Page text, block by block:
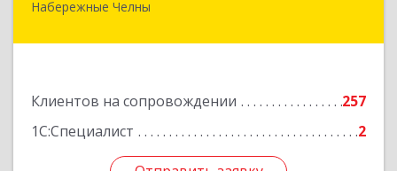
Набережные Челны
Клиентов на сопровождении
257
1С:Специалист
2
423832, Татарстан Респ, Набережные Челны г,